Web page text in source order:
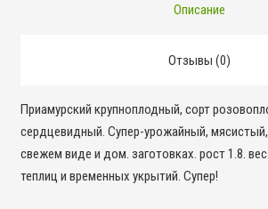
Описание
Отзывы (0)
Приамурский крупноплодный, сорт
сердцевидный. Супер-урожайный,
свежем виде и дом. заготовках. рост 1.8.
теплиц и временных укрытий. Супер!